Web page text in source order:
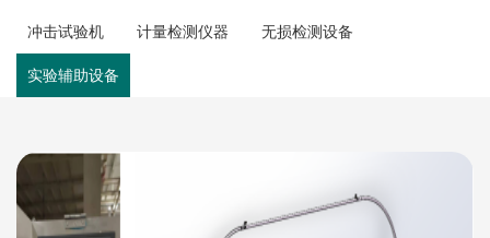
冲击试验机 计量检测仪器 无损检测设备
实验辅助设备